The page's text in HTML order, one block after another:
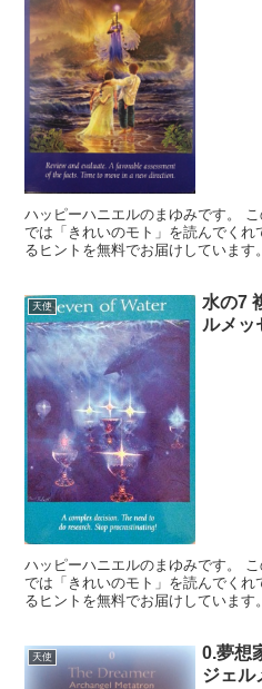
ハッピーハニエルのまゆみです。
では「きれいのモト」を読んでく
るヒントを無料でお届けしています
天使
水の7
ルメッ
ハッピーハニエルのまゆみです。
では「きれいのモト」を読んでく
るヒントを無料でお届けしています
天使
0.夢想
ジェル